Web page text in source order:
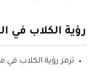
رؤية الكلاب في
ترمز رؤية الكلاب